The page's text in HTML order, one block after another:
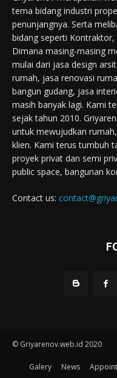
tema bidang industri
penunjangnya. Serta
bidang seperti
Dimana masing-masing
mulai dari jasa design
rumah, jasa renovasi
bangun gudang, jasa
masih banyak lagi. Kami
sejak tahun 2010.
untuk mewujudkan
klien. Kami terus tumbuh
proyek privat dan semi
public space, bangunan
Contact us:
© Griyarenov.web.id 2020
Galery News